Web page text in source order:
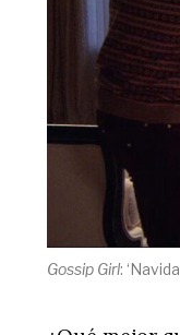
Gossip Girl: